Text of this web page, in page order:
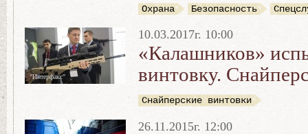
Охрана Безопасность
"Интерфакс"
10.03.2017г. 10:00
«Калашников»
винтовку.
Снайперские винтовки
26.11.2015г. 12:00